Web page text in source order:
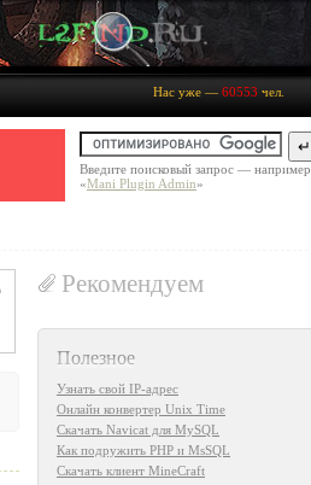
Нас уже — 60553 чел.
Введите поисковый запрос — например
«Mani Plugin Admin»
Рекомендуем
Полезное
Узнать свой IP-адрес
Онлайн конвертер Unix Time
Скачать Navicat для MySQL
Как подружить PHP и MsSQL
Скачать клиент MineCraft